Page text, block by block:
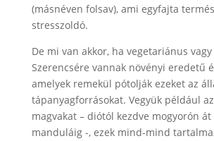
(másnéven folsav), ami egyfajta
stresszoldó.
De mi van akkor, ha vegetariánus vagy
Szerencsére vannak növényi eredetű
amelyek remekül pótolják ezeket az
tápanyagforrásokat. Vegyük például
magvakat – diótól kezdve mogyorón át
manduláig -, ezek mind-mind